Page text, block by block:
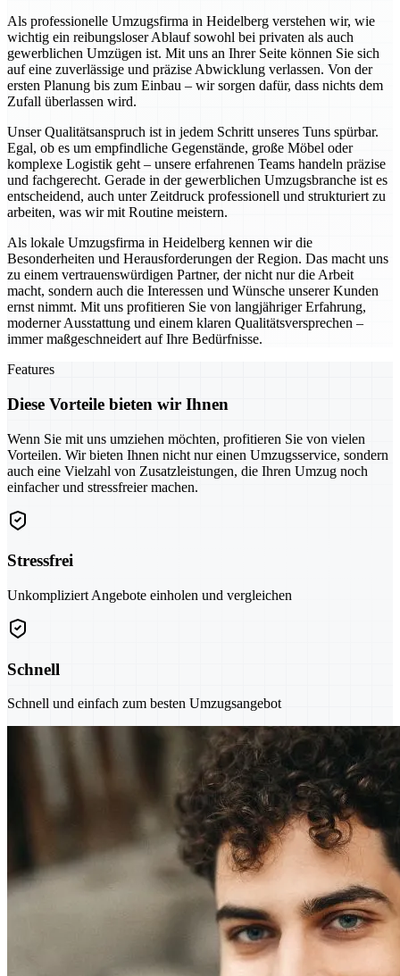
Als professionelle Umzugsfirma in Heidelberg verstehen wir, wie
wichtig ein reibungsloser Ablauf sowohl bei privaten als auch
gewerblichen Umzügen ist. Mit uns an Ihrer Seite können Sie sich
auf eine zuverlässige und präzise Abwicklung verlassen. Von der
ersten Planung bis zum Einbau – wir sorgen dafür, dass nichts dem
Zufall überlassen wird.
Unser Qualitätsanspruch ist in jedem Schritt unseres Tuns spürbar.
Egal, ob es um empfindliche Gegenstände, große Möbel oder
komplexe Logistik geht – unsere erfahrenen Teams handeln präzise
und fachgerecht. Gerade in der gewerblichen Umzugsbranche ist es
entscheidend, auch unter Zeitdruck professionell und strukturiert zu
arbeiten, was wir mit Routine meistern.
Als lokale Umzugsfirma in Heidelberg kennen wir die
Besonderheiten und Herausforderungen der Region. Das macht uns
zu einem vertrauenswürdigen Partner, der nicht nur die Arbeit
macht, sondern auch die Interessen und Wünsche unserer Kunden
ernst nimmt. Mit uns profitieren Sie von langjähriger Erfahrung,
moderner Ausstattung und einem klaren Qualitätsversprechen –
immer maßgeschneidert auf Ihre Bedürfnisse.
Features
Diese Vorteile bieten wir Ihnen
Wenn Sie mit uns umziehen möchten, profitieren Sie von vielen
Vorteilen. Wir bieten Ihnen nicht nur einen Umzugsservice, sondern
auch eine Vielzahl von Zusatzleistungen, die Ihren Umzug noch
einfacher und stressfreier machen.
Stressfrei
Unkompliziert Angebote einholen und vergleichen
Schnell
Schnell und einfach zum besten Umzugsangebot